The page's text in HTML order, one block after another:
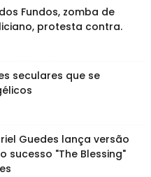
Fundos, zomba de
protesta contra.
seculares que se
Guedes lança versão
sucesso "The Blessing"